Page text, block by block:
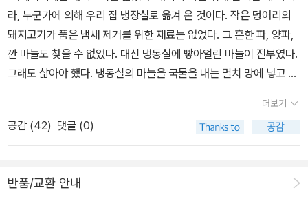
좋은 작가다. 나는 유머가 있고 조크가 있고 개그를 하는 사람을 좋아
하지 않을 수 없다. 조지영의 조금은 어리석고 너무나 인간적인 면에
마음이 짠했고 그 엉뚱해보이는 특이함이 이해돼서 마음이 아팠다.
세상을 견디기 힘든, 심약하고 솔직하고, 자신을 위장하는 게 괴로웠
게 말하면 이주란의 단편들이 맑고 명랑하고 유쾌한 이야기라고 착각
할 수도 있겠다. 그건 아니다. 엄마를 잃은 조카, 그런 조카를 돌보는
이모와 할머니. 헤어진 연인에 대한 이야기, 죽은 동생의 공간에서 동
생의 삶을 회상하는 이야기, 어린 시절의 가난과 아버지의 부재, 불안
소설 속 화자가 던지는 말들이 이상하게 힘이 난다. 무엇을 위해 살아
가는지도 모르게 악착같이 살아온 시간과는 다르게 살아보자고 말하
는 것 같다고 할까. 그냥 소소한 일상들을 누리면서 말이다. 조카의 친
그리운 이를 생각하고, 항상 잘 해야 한다는 긴장 속에서 사는 대신,
p)나는 내가 나의 몸과 마음과 나로 이루어져 있다고 생각하고 그래
서내가 내 몸과 마음을 너무 힘들게 하는 것 같아서 그것들에게 많이
미안했다.(120p)트윈피크스에서내가 무서워서 더는 못 올라가겠다
고 했을 때, M은 내려오는 사람들이 있으니 조금만 더 올라가서 쉬자
고 했지만 우리는 싸우지 않았다. M은 한 발도 더 못 갈 것 같은 내 공
포심보다 내려오는 사람들을 더 배려하는 사람이구나, 하고 생각했을
뿐이었다. 아무튼나는 M과 헤어지고 싶지 않은데, M은 어떤지 모르
스처도 화려했다. 조지영이 가장 부러워하고 싫어하는 유형이었다.
라, 누군가에 의해 우리 집 냉장실로 옮겨 온 것이다. 작은 덩어리의
돼지고기가 품은 냄새 제거를 위한 재료는 없었다. 그 흔한 파, 양파,
깐 마늘도 찾을 수 없었다. 대신 냉동실에 빻아얼린 마늘이 전부였다.
그래도 삶아야 했다. 냉동실의 마늘을 국물을 내는 멸치 망에 넣고 잠
냉장실에 소주도 있었다. 그래서 노란 옷을 입은 돼지고기 수육이 완
성되었다. 완벽하지 않아도 괜찮았다. 고백하자면 살짝 냄새가 나긴
했다. 그러나 냄새를 감쌀 맛있는 갓김치가 있었다. 이 역시 누군가의
는 김치를 먹을 수 있기를 바라면서 말이다. 예전의 나라면 이런 요리
더보기
공감 (42) 댓글 (0)
반품/교환 안내